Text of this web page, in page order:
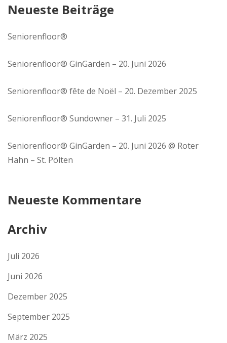
Neueste Beiträge
Seniorenfloor®
Seniorenfloor® GinGarden – 20. Juni 2026
Seniorenfloor® fête de Noël – 20. Dezember 2025
Seniorenfloor® Sundowner – 31. Juli 2025
Seniorenfloor® GinGarden – 20. Juni 2026 @ Roter
Hahn – St. Pölten
Neueste Kommentare
Archiv
Juli 2026
Juni 2026
Dezember 2025
September 2025
März 2025